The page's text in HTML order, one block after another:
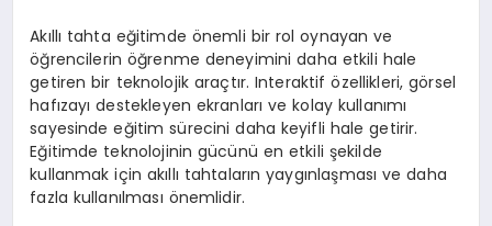
Akıllı tahta eğitimde önemli bir rol oynayan ve
öğrencilerin öğrenme deneyimini daha etkili hale
getiren bir teknolojik araçtır. Interaktif özellikleri, görsel
hafızayı destekleyen ekranları ve kolay kullanımı
sayesinde eğitim sürecini daha keyifli hale getirir.
Eğitimde teknolojinin gücünü en etkili şekilde
kullanmak için akıllı tahtaların yaygınlaşması ve daha
fazla kullanılması önemlidir.